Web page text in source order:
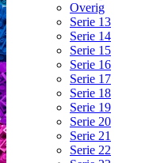
Overig
Serie 13
Serie 14
Serie 15
Serie 16
Serie 17
Serie 18
Serie 19
Serie 20
Serie 21
Serie 22